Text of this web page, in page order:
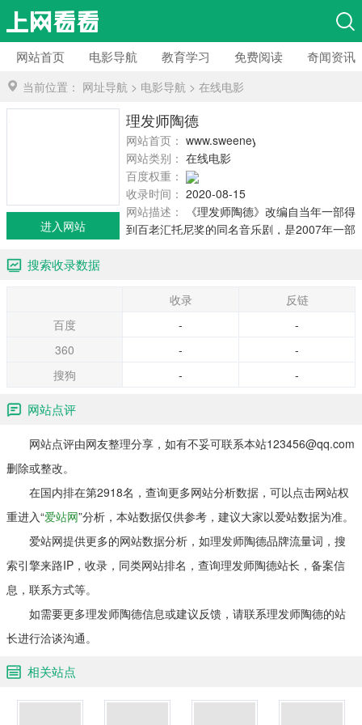
网站首页 电影导航 教育学习 免费阅读 奇闻资讯
当前位置： 网址导航 > 电影导航 > 在线电影
理发师陶德
网站首页： www.sweeneytoddmovie.com
网站类别： 在线电影
百度权重：
收录时间： 2020-08-15
网站描述：
《理发师陶德》改编自当年一部得
到百老汇托尼奖的同名音乐剧，是2007年一部
现下的阴暗心理，包含了惊悚、歌舞、搞怪、
进入网站
搜索收录数据
收录
反链
百度
-
-
360
-
-
搜狗
- -
网站点评
网站点评由网友整理分享，如有不妥可联系本站123456@qq.com
删除或整改。
在国内排在第2918名，查询更多网站分析数据，可以点击网站权
重进入“爱站网”分析，本站数据仅供参考，建议大家以爱站数据为准。
爱站网提供更多的网站数据分析，如理发师陶德品牌流量词，搜
索引擎来路IP，收录，同类网站排名，查询理发师陶德站长，备案信
息，联系方式等。
如需要更多理发师陶德信息或建议反馈，请联系理发师陶德的站
长进行洽谈沟通。
相关站点